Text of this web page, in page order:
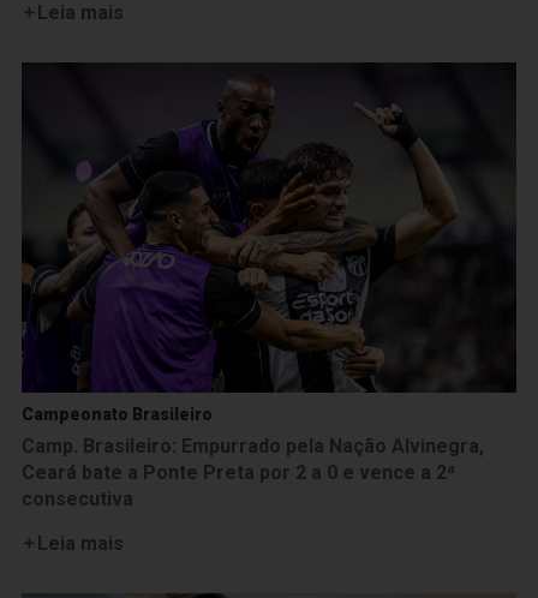
Leia mais
Campeonato Brasileiro
Camp. Brasileiro: Empurrado pela Nação Alvinegra,
Ceará bate a Ponte Preta por 2 a 0 e vence a 2ª
consecutiva
Leia mais